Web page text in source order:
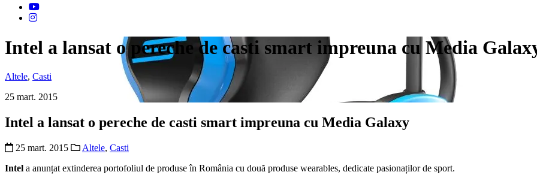
Intel a lansat o pereche de casti smart impreuna cu Media
Altele, Casti
25 mart. 2015
Intel a lansat o pereche de casti smart impreuna cu Media Galaxy
25 mart. 2015 Altele, Casti
Intel a anunțat extinderea portofoliul de produse în România cu două produse wearables, dedicate pasionaților de sport.